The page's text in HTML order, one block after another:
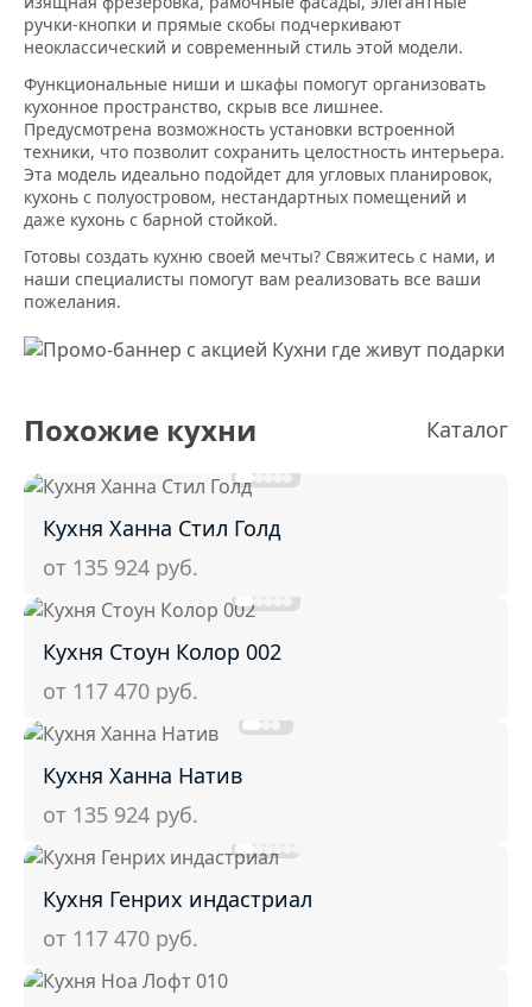
ручки-кнопки и прямые скобы подчеркивают
неоклассический и современный стиль этой модели.
Функциональные ниши и шкафы помогут организовать
кухонное пространство, скрыв все лишнее.
Предусмотрена возможность установки встроенной
техники, что позволит сохранить целостность интерьера.
Эта модель идеально подойдет для угловых планировок,
кухонь с полуостровом, нестандартных помещений и
даже кухонь с барной стойкой.
Готовы создать кухню своей мечты? Свяжитесь с нами, и
наши специалисты помогут вам реализовать все ваши
пожелания.
Похожие кухни Каталог
Кухня Ханна Стил Голд
от 135 924 руб.
Кухня Стоун Колор 002
от 117 470 руб.
Кухня Ханна Натив
от 135 924 руб.
Кухня Генрих индастриал
от 117 470 руб.